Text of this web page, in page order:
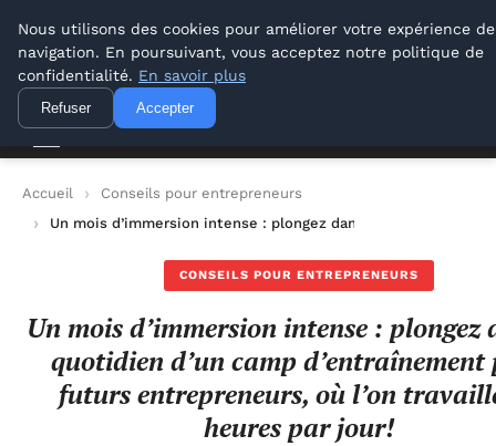
Lyon Photos
Lyon Photos
Accueil
Conseils pour entrepreneurs
Un mois d’immersion intense : plongez dans le quotidien
CONSEILS POUR ENTREPRENEURS
Un mois d’immersion intense : plongez
quotidien d’un camp d’entraînement
futurs entrepreneurs, où l’on
heures par jour!
Nous utilisons des cookies pour améliorer votre expérience de
navigation. En poursuivant, vous acceptez notre politique de
confidentialité. En savoir plus
Refuser Accepter